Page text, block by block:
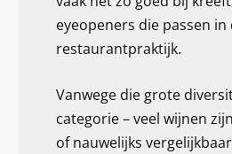
eyeopeners die passen in
restaurantpraktijk.
Vanwege die grote
categorie – veel wijnen
of nauwelijks